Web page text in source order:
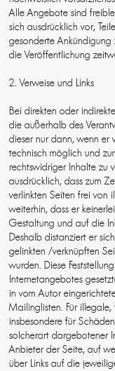
Alle Angebote sind
sich ausdrücklich vor,
gesonderte
die Veröffentlichung
2. Verweise und Links
Bei direkten oder
die außerhalb des
dieser nur dann, wenn er
technisch möglich und
rechtswidriger Inhalte zu
ausdrücklich, dass zum
verlinkten Seiten frei von
weiterhin, dass er
Gestaltung und auf die
Deshalb distanziert er
gelinkten /verknüpften
wurden. Diese
Internetangebotes
in vom Autor
Mailinglisten. Für
insbesondere für
solcherart dargebotener
Anbieter der Seite, auf
über Links auf die